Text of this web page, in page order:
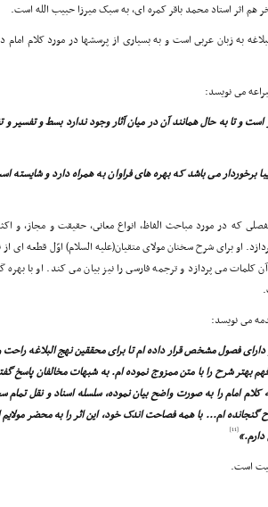
به زبان عربى است و به بسیارى از پرسشها در مورد کلام امام
مى نویسد:
و تا به حال همانند آن در میان آثار وجود ندارد بسط و تفسیر
برخوردار مى باشد که بهره هاى فراوان به همراه دارد و شایسته
که در مورد مباحث الفاظ، انواع معانى، حقیقت و مجاز، و
او براى شرح سخنان مولاى متقیان(علیه السلام) اوّل قطعه اى از
مى پردازد و ترجمه فارسى را نیز بیان مى کند. او با بهره
مى نویسد:
فصول مشخص قرار داده ام تا براى محققین نهج البلاغه
بهتر شرح را با متن ممزوج نموده ام. به شبهات مخالفان پاسخ
امام را به صورت واضح بیان نموده، سلسله اسناد و نقل تمام
ام... با همه فصاحت اندک خود، این اثر را به محضر مولایم
[11]
است.